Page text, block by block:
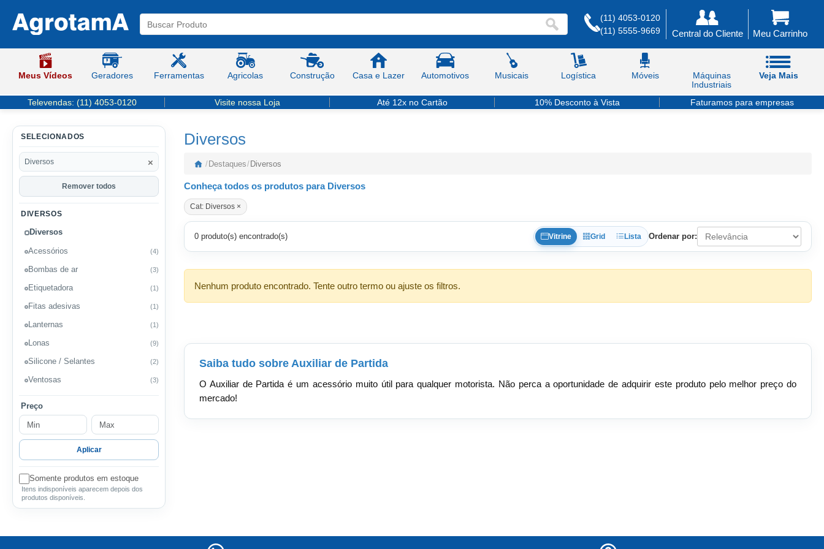
(11) 4053-0120
(11) 5555-9669
Central do Cliente Meu Carrinho
Meus Vídeos Geradores Ferramentas Agricolas Construção Casa e Lazer Automotivos Musicais Logística Móveis
Máquinas
Industriais
Veja Mais
Televendas: (11) 4053-0120 Visite nossa Loja Até 12x no Cartão 10% Desconto à Vista Faturamos para empresas
SELECIONADOS
Diversos ×
Remover todos
DIVERSOS
Diversos
Acessórios (4)
Bombas de ar (3)
Etiquetadora (1)
Fitas adesivas (1)
Lanternas (1)
Lonas (9)
Silicone / Selantes (2)
Ventosas (3)
Preço
Aplicar
Somente produtos em estoque
Itens indisponíveis aparecem depois dos
produtos disponíveis.
Diversos
/Destaques/Diversos
Conheça todos os produtos para Diversos
Cat: Diversos ×
0 produto(s) encontrado(s) Vitrine Grid Lista Ordenar por:
Nenhum produto encontrado. Tente outro termo ou ajuste os filtros.
Saiba tudo sobre Auxiliar de Partida
O Auxiliar de Partida é um acessório muito útil para qualquer motorista. Não perca a oportunidade de adquirir este produto pelo melhor preço do
mercado!